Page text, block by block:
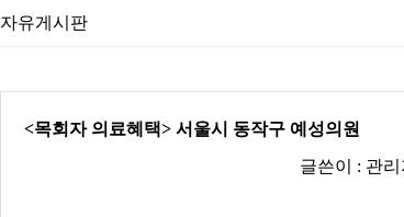
자유게시판
<목회자 의료혜택> 서울시 동작구 예성의원
글쓴이 : 관